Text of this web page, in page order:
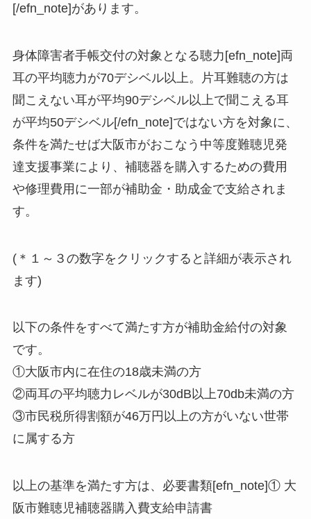
[/efn_note]があります。
身体障害者手帳交付の対象となる聴力[efn_note]両
耳の平均聴力が70デシベル以上。片耳難聴の方は
聞こえない耳が平均90デシベル以上で聞こえる耳
が平均50デシベル[/efn_note]ではない方を対象に、
条件を満たせば大阪市がおこなう中等度難聴児発
達支援事業により、補聴器を購入するための費用
や修理費用に一部が補助金・助成金で支給されま
す。
(＊１～３の数字をクリックすると詳細が表示され
ます)
以下の条件をすべて満たす方が補助金給付の対象
です。
①大阪市内に在住の18歳未満の方
②両耳の平均聴力レベルが30dB以上70db未満の方
③市民税所得割額が46万円以上の方がいない世帯
に属する方
以上の基準を満たす方は、必要書類[efn_note]① 大
阪市難聴児補聴器購入費支給申請書